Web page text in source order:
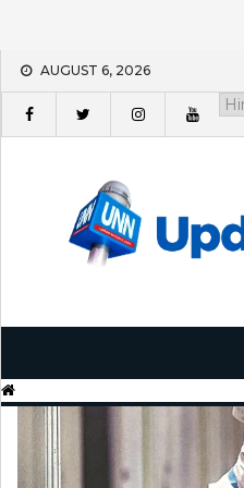
Skip
content
AUGUST 6, 2026